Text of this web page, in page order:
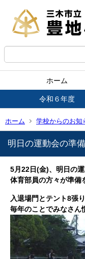
ホーム
令和６年度
ホーム 学校からのお知
明日の運動会の準備
5月22日(金)、明日の
体育部員の方々が準備
入退場門とテント8張
毎年のことでみなさん